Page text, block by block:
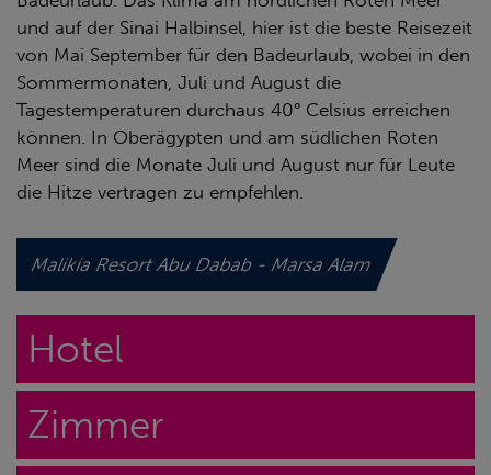
und auf der Sinai Halbinsel, hier ist die beste Reisezeit
von Mai September für den Badeurlaub, wobei in den
Sommermonaten, Juli und August die
Tagestemperaturen durchaus 40° Celsius erreichen
können. In Oberägypten und am südlichen Roten
Meer sind die Monate Juli und August nur für Leute
die Hitze vertragen zu empfehlen.
Malikia Resort Abu Dabab - Marsa Alam
Hotel
Zimmer